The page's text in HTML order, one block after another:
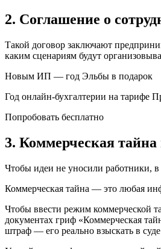
2. Соглашение о
Такой договор заключают
каким сценариям будут
Новым ИП — год Эльбы в подарок
Год онлайн-бухгалтерии на тарифе
Попробовать бесплатно
3. Коммерческая
Чтобы идеи не уносили работники,
Коммерческая тайна — это любая
Чтобы ввести режим коммерческой
документах гриф «Коммерческая
штраф — его реально взыскать в